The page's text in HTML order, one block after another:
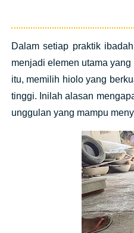
Dalam setiap praktik
menjadi elemen utama
itu, memilih hiolo yang
tinggi. Inilah alasan
unggulan yang mampu